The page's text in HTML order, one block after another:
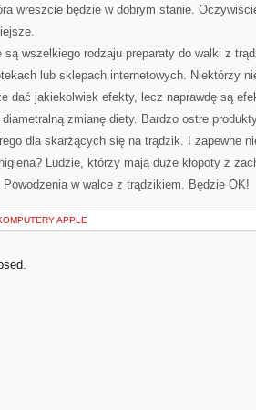
wreszcie będzie w dobrym stanie.
są wszelkiego rodzaju preparaty do walki z
lub sklepach internetowych. Niektórzy
dać jakiekolwiek efekty, lecz naprawdę są
zmianę diety. Bardzo ostre
dla skarżących się na trądzik. I zapewne
Ludzie, którzy mają duże kłopoty z
Powodzenia w walce z trądzikiem. Będzie OK!
APPLE